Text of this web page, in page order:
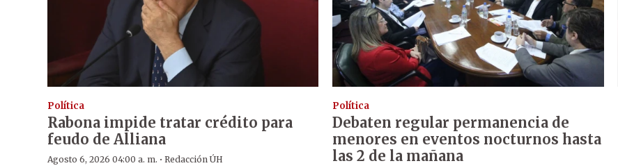
Política
Rabona impide tratar crédito para
feudo de Alliana
Agosto 6, 2026 04:00 a. m. · Redacción ÚH
Política
Debaten regular permanencia de
menores en eventos nocturnos hasta
las 2 de la mañana